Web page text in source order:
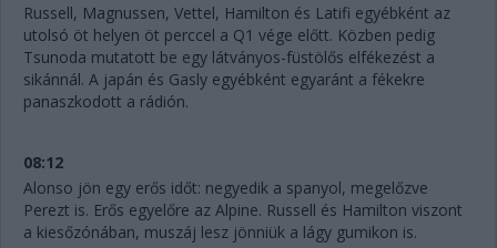
Russell, Magnussen, Vettel, Hamilton és Latifi egyébként az
utolsó öt helyen öt perccel a Q1 vége előtt. Közben pedig
Tsunoda mutatott be egy látványos-füstölős elfékezést a
sikánnál. A japán és Gasly egyébként egyaránt a fékekre
panaszkodott a rádión.
08:12
Alonso jön egy erős időt: negyedik a spanyol, megelőzve
Perezt is. Erős egyelőre az Alpine. Russell és Hamilton viszont
a kiesőzónában, muszáj lesz jönniük a lágy gumikon is.